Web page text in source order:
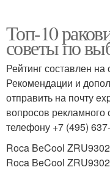
Топ-10
советы по
Рейтинг составлен
Рекомендации и
отправить на почту
вопросов рекламного
телефону +7 (495)
Roca BeCool
Roca BeCool